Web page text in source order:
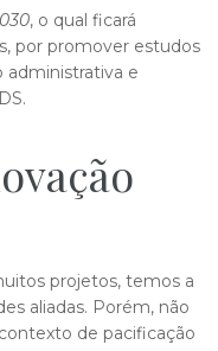
, o qual ficará
por promover estudos
administrativa e
projetos, temos a
aliadas. Porém, não
de pacificação